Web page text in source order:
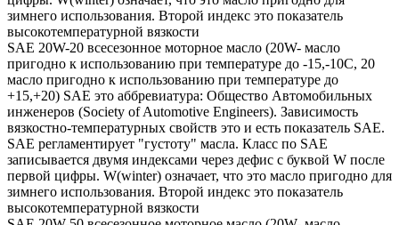
зимнего использования. Второй индекс это показатель
высокотемпературной вязкости
SAE 20W-20 всесезонное моторное масло (20W- масло
пригодно к использованию при температуре до -15,-10С, 20
масло пригодно к использованию при температуре до
+15,+20) SAE это аббревиатура: Общество Автомобильных
инженеров (Society of Automotive Engineers). Зависимость
вязкостно-температурных свойств это и есть показатель SAE.
SAE регламентирует "густоту" масла. Класс по SAE
записывается двумя индексами через дефис с буквой W после
первой цифры. W(winter) означает, что это масло пригодно для
зимнего использования. Второй индекс это показатель
высокотемпературной вязкости